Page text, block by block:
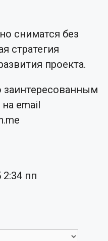
сниматся без
стратегия
проекта.
заинтересованным
email
пп